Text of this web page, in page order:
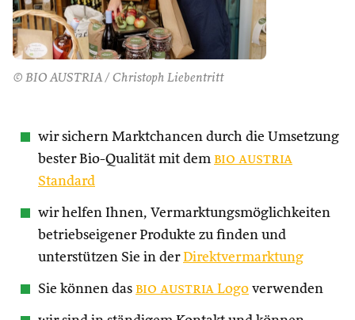
© BIO AUSTRIA / Christoph Liebentritt
wir sichern Marktchancen durch die Umsetzung
bester Bio-Qualität mit dem bio austria
Standard
wir helfen Ihnen, Vermarktungsmöglichkeiten
betriebseigener Produkte zu finden und
unterstützen Sie in derDirektvermarktung
Sie können das bio austria Logo verwenden